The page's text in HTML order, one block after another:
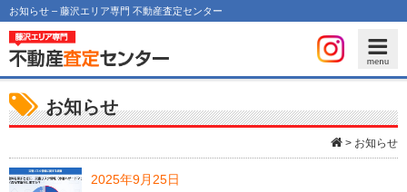
お知らせ – 藤沢エリア専門 不動産査定センター
お知らせ
> お知らせ
2025年9月25日